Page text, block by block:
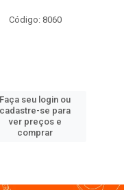
Código: 8060
Faça seu login ou
cadastre-se para
ver preços e
comprar